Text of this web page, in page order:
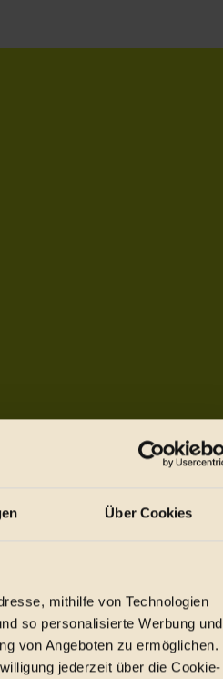
Über Cookies
mithilfe von Technologien
so personalisierte Werbung und
von Angeboten zu ermöglichen.
jederzeit über die Cookie-